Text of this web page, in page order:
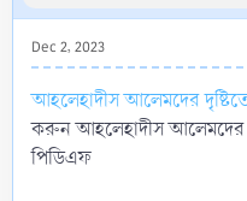
Dec 2, 2023
আহলেহাদীস আলেমদের
করুন আহলেহাদীস আলেমদের
পিডিএফ